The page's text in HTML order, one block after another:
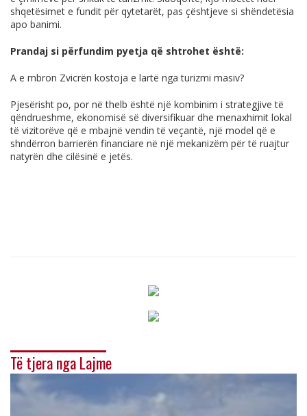
shqetësimet e fundit për qytetarët, pas çështjeve si shëndetësia
apo banimi.
Prandaj si përfundim pyetja që shtrohet është:
A e mbron Zvicrën kostoja e lartë nga turizmi masiv?
Pjesërisht po, por në thelb është një kombinim i strategjive të
qëndrueshme, ekonomisë së diversifikuar dhe menaxhimit lokal
të vizitorëve që e mbajnë vendin të veçantë, një model që e
shndërron barrierën financiare në një mekanizëm për të ruajtur
natyrën dhe cilësinë e jetës.
Të tjera nga Lajme